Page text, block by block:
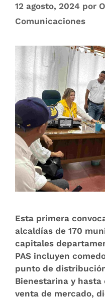
12 agosto, 2024 por
Comunicaciones
Esta primera
alcaldías de 170
capitales
PAS incluyen
punto de
Bienestarina y
venta de mercado,